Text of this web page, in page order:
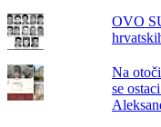
OVO
Na
se